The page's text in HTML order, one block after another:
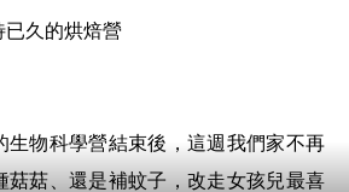
已久的烘焙營
生物科學營結束後，這週我們家不再
菇菇、還是補蚊子，改走女孩兒最喜